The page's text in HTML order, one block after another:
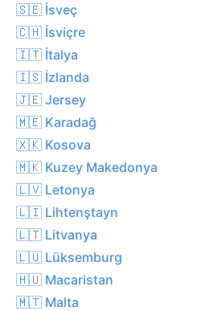
🇸🇪 İsveç
🇨🇭 İsviçre
🇮🇹 İtalya
🇮🇸 İzlanda
🇯🇪 Jersey
🇲🇪 Karadağ
🇽🇰 Kosova
🇲🇰 Kuzey Makedonya
🇱🇻 Letonya
🇱🇮 Lihtenştayn
🇱🇹 Litvanya
🇱🇺 Lüksemburg
🇭🇺 Macaristan
🇲🇹 Malta